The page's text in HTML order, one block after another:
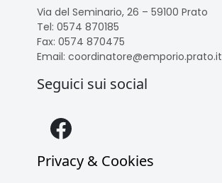
Via del Seminario, 26 – 59100 Prato
Tel: 0574 870185
Fax: 0574 870475
Email: coordinatore@emporio.prato.it
Seguici sui social
Facebook
Privacy & Cookies